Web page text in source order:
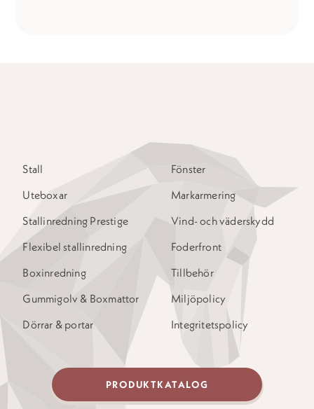
Stall
Uteboxar
Stallinredning Prestige
Flexibel stallinredning
Boxinredning
Gummigolv & Boxmattor
Dörrar & portar
Fönster
Markarmering
Vind- och väderskydd
Foderfront
Tillbehör
Miljöpolicy
Integritetspolicy
PRODUKTKATALOG